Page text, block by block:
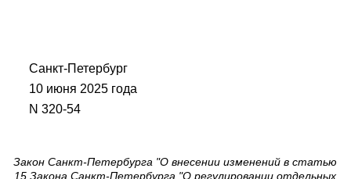
Санкт-Петербург
10 июня 2025 года
N 320-54
Закон Санкт-Петербурга "О внесении изменений в статью
15 Закона Санкт-Петербурга "О регулировании отдельных